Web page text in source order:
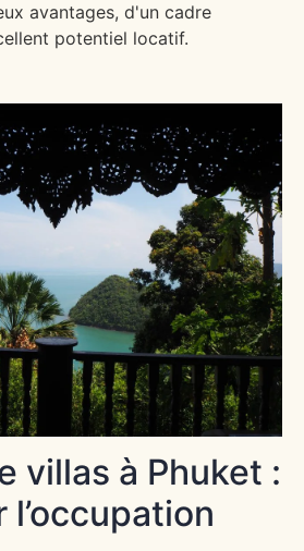
avantages, d'un cadre
potentiel locatif.
villas à Phuket :
l’occupation